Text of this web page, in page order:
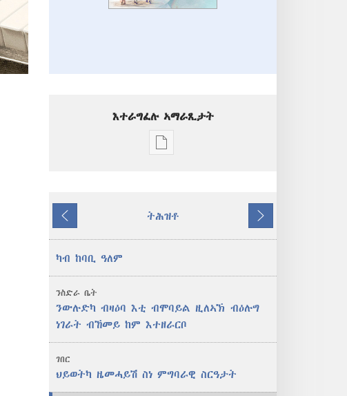
እተራግፈሉ ኣማራጺታት
ዲጂታዊ
ኣማራጺታት
ስርዓታት
ዝሓለፈ
ትሕዝቶ
ዚቕጽል
ካብ ከባቢ ዓለም
ንስድራ ቤት
ንውሉድካ ብዛዕባ እቲ ብሞባይል ዚለኣኽ ብዕሉግ
ነገራት ብኸመይ ከም እተዘራርቦ
ገበር
ህይወትካ ዜመሓይሽ ስነ ምግባራዊ ስርዓታት